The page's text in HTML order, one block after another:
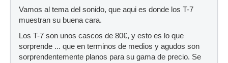
Vamos al tema del sonido, que aqui es donde los T-7
muestran su buena cara.
Los T-7 son unos cascos de 80€, y esto es lo que
sorprende ... que en terminos de medios y agudos son
sorprendentemente planos para su gama de precio. Se